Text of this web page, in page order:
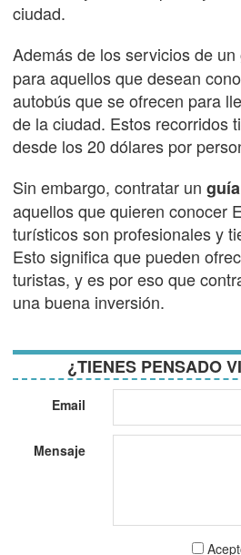
ciudad.
Además de los servicios de un
para aquellos que desean
autobús que se ofrecen para
de la ciudad. Estos recorridos
desde los 20 dólares por
Sin embargo, contratar un
aquellos que quieren conocer
turísticos son profesionales y
Esto significa que pueden
turistas, y es por eso que
una buena inversión.
¿TIENES PENSADO
Email
Mensaje
Aceptar